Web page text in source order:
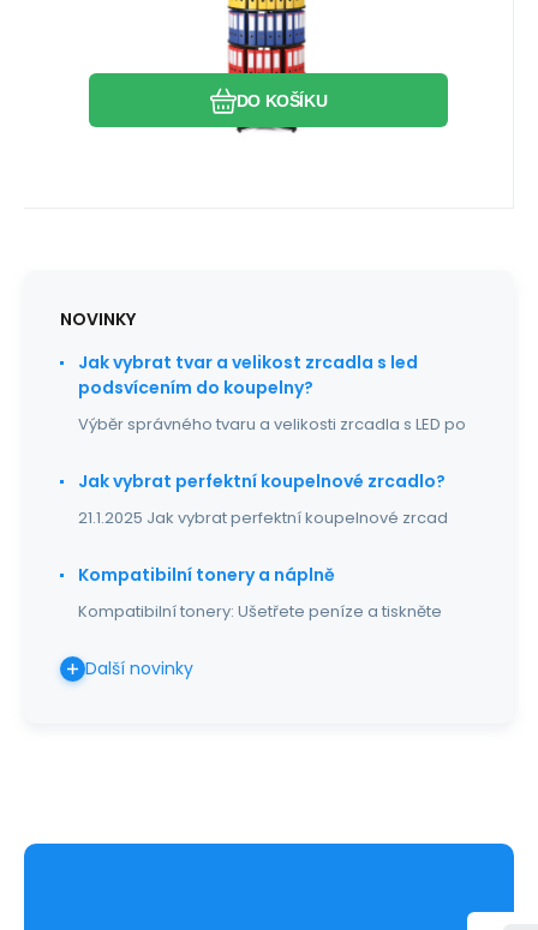
patra černá, skříň archivační
otočná
DO KOŠÍKU
Oblíbený
Porovnat
archivační systém, který šetří Váš prostor
při archivaci Vašich dokumentů lze uložit
až 144 pořadač
NOVINKY
Jak vybrat tvar a velikost zrcadla s led
podsvícením do koupelny?
Výběr správného tvaru a velikosti zrcadla s LED po
Jak vybrat perfektní koupelnové zrcadlo?
21.1.2025 Jak vybrat perfektní koupelnové zrcad
Kompatibilní tonery a náplně
Kompatibilní tonery: Ušetřete peníze a tiskněte
Další novinky